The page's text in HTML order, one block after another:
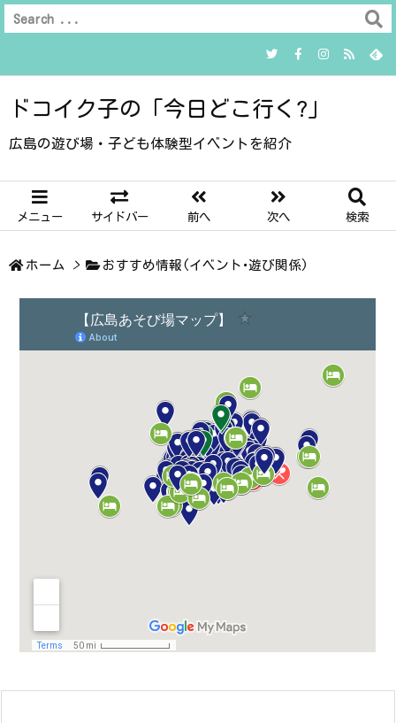
ドコイク子の「今日どこ行く?」
広島の遊び場・子ども体験型イベントを紹介
メニュー サイドバー 前へ 次へ 検索
ホーム > おすすめ情報(イベント･遊び関係)